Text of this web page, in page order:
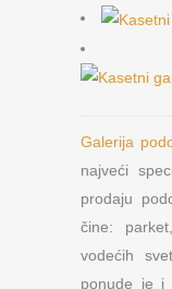
Galerija
najveći
prodaju
čine:
vodećih
ponude je i